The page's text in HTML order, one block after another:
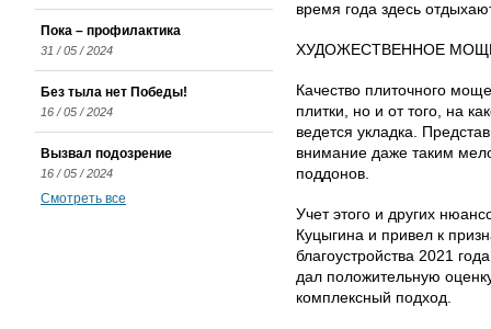
время года здесь
ХУДОЖЕСТВЕННОЕ
Качество плиточного
плитки, но и от того, на
ведется укладка.
внимание даже таким
поддонов.
Учет этого и других
Куцыгина и привел к
благоустройства 2021
дал положительную
комплексный подход.
Пока – профилактика
31 / 05 / 2024
Без тыла нет Победы!
16 / 05 / 2024
Вызвал подозрение
16 / 05 / 2024
Смотреть все